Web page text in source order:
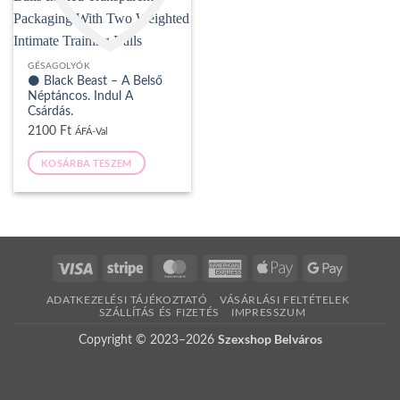
Hozzáadás A Kívánságlistához
GÉSAGOLYÓK
⚫ Black Beast – A Belső
Néptáncos. Indul A
Csárdás.
2100 Ft ÁFÁ-Val
KOSÁRBA TESZEM
Visa Csík MasterCardAmericanApple
Google
ADATKEZELÉSI TÁJÉKOZTATÓ
VÁSÁRLÁSI FELTÉTELEK
SZÁLLÍTÁS ÉS FIZETÉS
IMPRESSZUM
Copyright © 2023–2026 Szexshop Belváros